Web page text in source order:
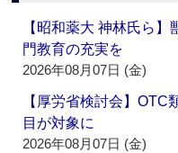
【昭和薬大 神林氏ら
門教育の充実を
2026年08月07日 (金)
【厚労省検討会】OTC
目が対象に
2026年08月07日 (金)